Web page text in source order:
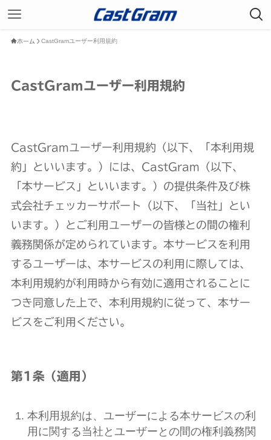
ホーム CastGramユーザー利用規約
CastGramユーザー利用規約
CastGramユーザー利用規約（以下、「本利用規
約」といいます。）には、CastGram（以下、
「本サービス」といいます。）の提供条件及び株
式会社チェッカーサポート（以下、「当社」とい
います。）とご利用ユーザーの皆様との間の権利
義務関係が定められています。本サービスを利用
するユーザーは、本サービスの利用に際しては、
本利用規約が利用時から有効に適用されることに
つき同意した上で、本利用規約に従って、本サー
ビスをご利用ください。
第1条（適用）
本利用規約は、ユーザーによる本サービスの利
用に関する当社とユーザーとの間の権利義務関